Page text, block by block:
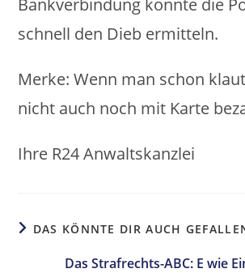
Bankverbindung konnte die
schnell den Dieb ermitteln.
Merke: Wenn man schon
nicht auch noch mit Karte
Ihre R24 Anwaltskanzlei
DAS KÖNNTE DIR AUCH
Das Strafrechts-ABC: E wie